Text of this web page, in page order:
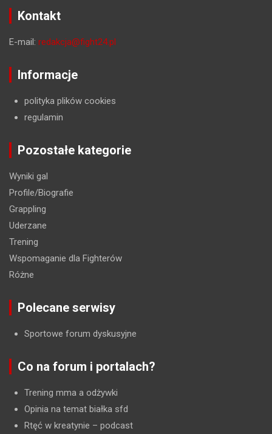
Kontakt
E-mail: redakcja@fight24.pl
Informacje
polityka plików cookies
regulamin
Pozostałe kategorie
Wyniki gal
Profile/Biografie
Grappling
Uderzane
Trening
Wspomaganie dla Fighterów
Różne
Polecane serwisy
Sportowe forum dyskusyjne
Co na forum i portalach?
Trening mma a odżywki
Opinia na temat białka sfd
Rtęć w kreatynie – podcast